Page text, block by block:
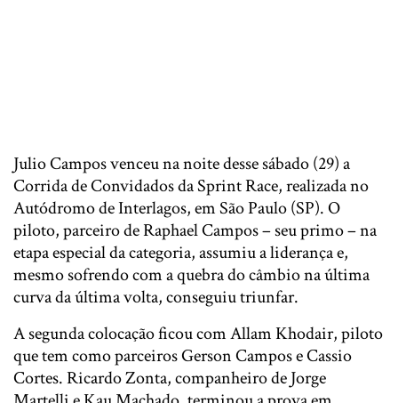
Julio Campos venceu na noite desse sábado (29) a
Corrida de Convidados da Sprint Race, realizada no
Autódromo de Interlagos, em São Paulo (SP). O
piloto, parceiro de Raphael Campos – seu primo – na
etapa especial da categoria, assumiu a liderança e,
mesmo sofrendo com a quebra do câmbio na última
curva da última volta, conseguiu triunfar.
A segunda colocação ficou com Allam Khodair, piloto
que tem como parceiros Gerson Campos e Cassio
Cortes. Ricardo Zonta, companheiro de Jorge